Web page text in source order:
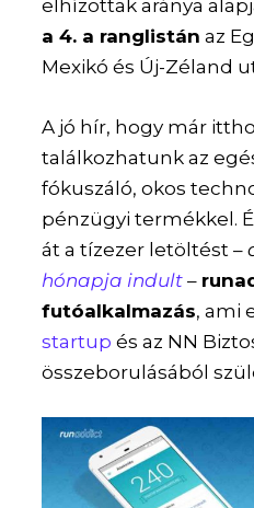
elhízottak aránya
a 4. a ranglistán az
Mexikó és Új-Zéland
A jó hír, hogy már
találkozhatunk az
fókuszáló, okos
pénzügyi termékkel.
át a tízezer letöltést –
hónapja indult –
futóalkalmazás, ami
startup és az NN
összeborulásából